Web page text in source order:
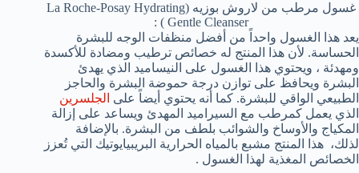
غسول مرطب من لاروش بوزيه (La Roche-Posay Hydrating
Gentle Cleanser ) :
يعد هذا الغسول واحداً من أفضل منظفات الوجه للبشرة
الحساسة. لأن هذا المنتج له خصائص ترطيب ومضادة للأكسدة
ومهدئة ، ويحتوي هذا الغسول على النيساميد الذي يهدئ
البشرة ويحافظ على توازن درجة حموضة البشرة والحاجز
الطبيعي الواقي للبشرة. كما أنه يحتوي أيضاً على الجلسرين
الذي يعمل كمرطب مع السيراميد المهدئ ويساعد على إزالة
المكياج والأوساخ والشوائب بلطف من البشرة. بالإضافة
لذلك، هذا المنتج مشبع بالمياه الحرارية البريبيايوتيك التي تُعزز
الخصائص المغذية لهذا الغسول .